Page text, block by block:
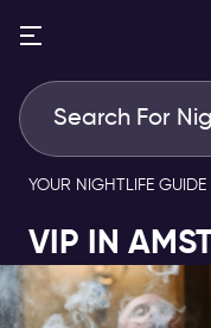
YOUR NIGHTLIFE GUIDE
VIP IN